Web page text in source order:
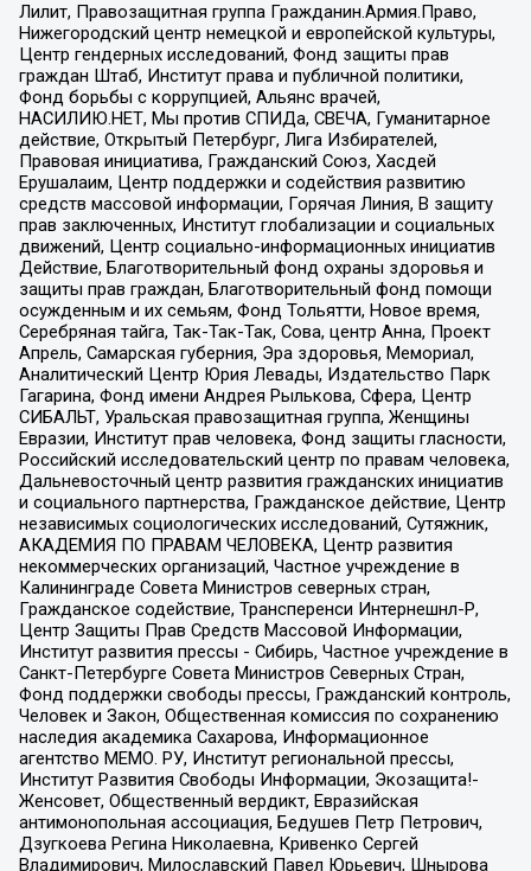
Лилит, Правозащитная группа Гражданин.Армия.Право,
Нижегородский центр немецкой и европейской культуры,
Центр гендерных исследований, Фонд защиты прав
граждан Штаб, Институт права и публичной политики,
Фонд борьбы с коррупцией, Альянс врачей,
НАСИЛИЮ.НЕТ, Мы против СПИДа, СВЕЧА, Гуманитарное
действие, Открытый Петербург, Лига Избирателей,
Правовая инициатива, Гражданский Союз, Хасдей
Ерушалаим, Центр поддержки и содействия развитию
средств массовой информации, Горячая Линия, В защиту
прав заключенных, Институт глобализации и социальных
движений, Центр социально-информационных инициатив
Действие, Благотворительный фонд охраны здоровья и
защиты прав граждан, Благотворительный фонд помощи
осужденным и их семьям, Фонд Тольятти, Новое время,
Серебряная тайга, Так-Так-Так, Сова, центр Анна, Проект
Апрель, Самарская губерния, Эра здоровья, Мемориал,
Аналитический Центр Юрия Левады, Издательство Парк
Гагарина, Фонд имени Андрея Рылькова, Сфера, Центр
СИБАЛЬТ, Уральская правозащитная группа, Женщины
Евразии, Институт прав человека, Фонд защиты гласности,
Российский исследовательский центр по правам человека,
Дальневосточный центр развития гражданских инициатив
и социального партнерства, Гражданское действие, Центр
независимых социологических исследований, Сутяжник,
АКАДЕМИЯ ПО ПРАВАМ ЧЕЛОВЕКА, Центр развития
некоммерческих организаций, Частное учреждение в
Калининграде Совета Министров северных стран,
Гражданское содействие, Трансперенси Интернешнл-Р,
Центр Защиты Прав Средств Массовой Информации,
Институт развития прессы - Сибирь, Частное учреждение в
Санкт-Петербурге Совета Министров Северных Стран,
Фонд поддержки свободы прессы, Гражданский контроль,
Человек и Закон, Общественная комиссия по сохранению
наследия академика Сахарова, Информационное
агентство МЕМО. РУ, Институт региональной прессы,
Институт Развития Свободы Информации, Экозащита!-
Женсовет, Общественный вердикт, Евразийская
антимонопольная ассоциация, Бедушев Петр Петрович,
Дзугкоева Регина Николаевна, Кривенко Сергей
Владимирович, Милославский Павел Юрьевич, Шнырова